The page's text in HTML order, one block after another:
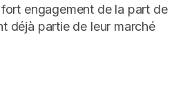
engagement de la part de
déjà partie de leur marché